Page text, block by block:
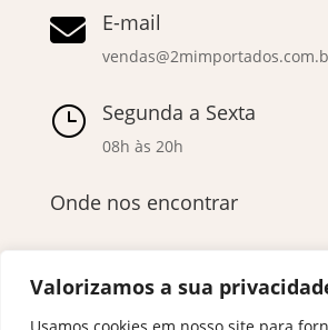
Valorizamos a sua
 E-mail
} Segunda a Sexta
08h às 20h
Onde nos encontrar